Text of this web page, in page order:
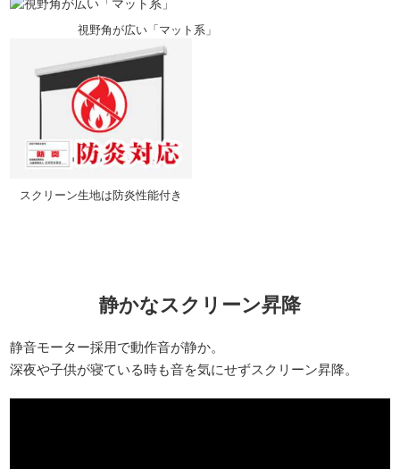
視野角が広い「マット系」
スクリーン生地は防炎性能付き
静かなスクリーン昇降
静音モーター採用で動作音が静か。
深夜や子供が寝ている時も音を気にせずスクリーン昇降。